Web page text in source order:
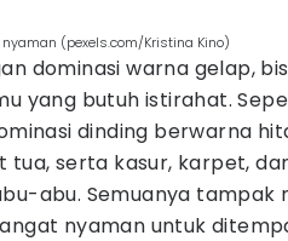
(pexels.com/Kristina Kino)
dominasi warna gelap,
yang butuh istirahat.
dinding berwarna
tua, serta kasur, karpet,
abu. Semuanya tampak
nyaman untuk